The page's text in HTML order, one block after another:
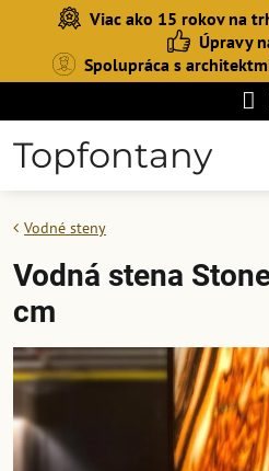
Viac ako 15 rokov na
Úpravy
Spolupráca s
Topfontany
Vodné steny
Vodná stena
cm